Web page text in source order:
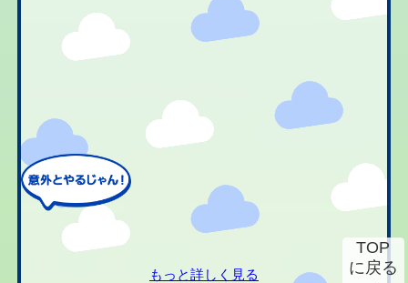
もっと詳しく見る
TOP
に戻る